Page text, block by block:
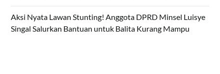
Aksi Nyata Lawan Stunting! Anggota DPRD Minsel Luisye
Singal Salurkan Bantuan untuk Balita Kurang Mampu